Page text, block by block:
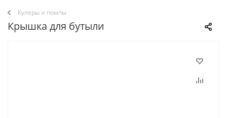
Кулеры и помпы
Крышка для бутыли